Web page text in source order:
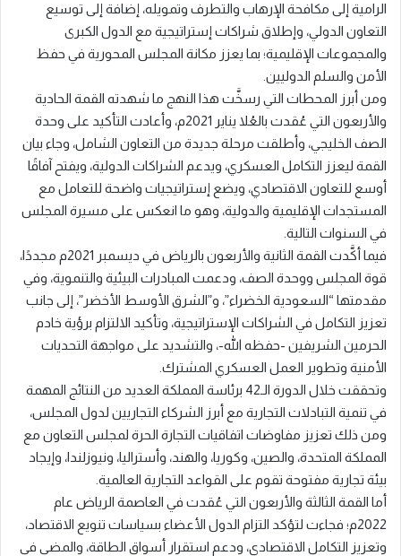
الرامية إلى مكافحة الإرهاب والتطرف وتمويله، إضافة إلى توسيع
التعاون الدولي، وإطلاق شراكات إستراتيجية مع الدول الكبرى
والمجموعات الإقليمية؛ بما يعزز مكانة المجلس المحورية في حفظ
الأمن والسلم الدوليين.
ومن أبرز المحطات التي رسخَّت هذا النهج ما شهدته القمة الحادية
والأربعون التي عُقدت بالعُلا يناير 2021م، وأعادت التأكيد على وحدة
الصف الخليجي، وأطلقت مرحلة جديدة من التعاون الشامل، وجاء بيان
القمة ليعزز التكامل العسكري، ويدعم الشراكات الدولية، ويفتح آفاقًا
أوسع للتعاون الاقتصادي، ويضع إستراتيجيات واضحة للتعامل مع
المستجدات الإقليمية والدولية، وهو ما انعكس على مسيرة المجلس
في السنوات التالية.
فيما أكَّدت القمة الثانية والأربعون بالرياض في ديسمبر 2021م مجددًا،
قوة المجلس ووحدة الصف، ودعمت المبادرات البيئية والتنموية، وفي
مقدمتها “السعودية الخضراء”، و”الشرق الأوسط الأخضر”، إلى جانب
تعزيز التكامل في الشراكات الإستراتيجية، وتأكيد الالتزام برؤية خادم
الحرمين الشريفين -حفظه الله-، والتشديد على مواجهة التحديات
الأمنية وتطوير العمل العسكري المشترك.
وتحققت خلال الدورة الـ42 برئاسة المملكة العديد من النتائج المهمة
في تنمية التبادلات التجارية مع أبرز الشركاء التجاريين لدول المجلس،
ومن ذلك تعزيز مفاوضات اتفاقيات التجارة الحرة لمجلس التعاون مع
المملكة المتحدة، والصين، وكوريا، والهند، وأستراليا، ونيوزلندا، وإيجاد
بيئة تجارية مفتوحة تقوم على القواعد التجارية العالمية.
أما القمة الثالثة والأربعون التي عُقدت في العاصمة الرياض عام
2022م؛ فجاءت لتؤكد التزام الدول الأعضاء بسياسات تنويع الاقتصاد،
وتعزيز التكامل الاقتصادي، ودعم استقرار أسواق الطاقة، والمضي في